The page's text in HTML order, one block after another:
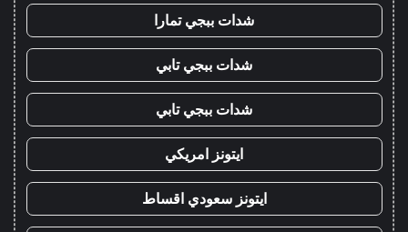
شدات ببجي تمارا
شدات ببجي تابي
شدات ببجي تابي
ايتونز امريكي
ايتونز سعودي اقساط